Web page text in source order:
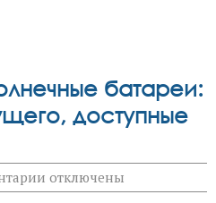
батареи:
доступные
к
записи
отключены